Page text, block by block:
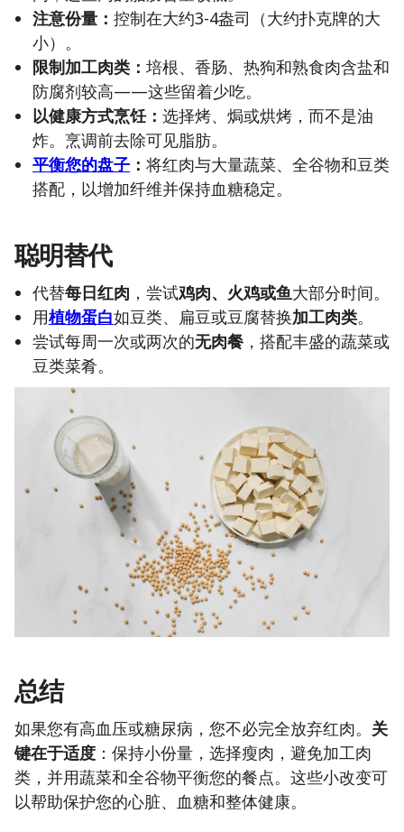
注意份量： 控制在大约3-4盎司（大约扑克牌的大
小）。
限制加工肉类： 培根、香肠、热狗和熟食肉含盐和
防腐剂较高——这些留着少吃。
以健康方式烹饪： 选择烤、焗或烘烤，而不是油
炸。烹调前去除可见脂肪。
平衡您的盘子 ： 将红肉与大量蔬菜、全谷物和豆类
搭配，以增加纤维并保持血糖稳定。
聪明替代
代替每日红肉 ，尝试鸡肉、火鸡或鱼大部分时间。
用植物蛋白如豆类、扁豆或豆腐替换加工肉类。
尝试每周一次或两次的无肉餐 ，搭配丰盛的蔬菜或
豆类菜肴。
总结
如果您有高血压或糖尿病，您不必完全放弃红肉。 关
键在于适度 ：保持小份量，选择瘦肉，避免加工肉
类，并用蔬菜和全谷物平衡您的餐点。这些小改变可
以帮助保护您的心脏、血糖和整体健康。